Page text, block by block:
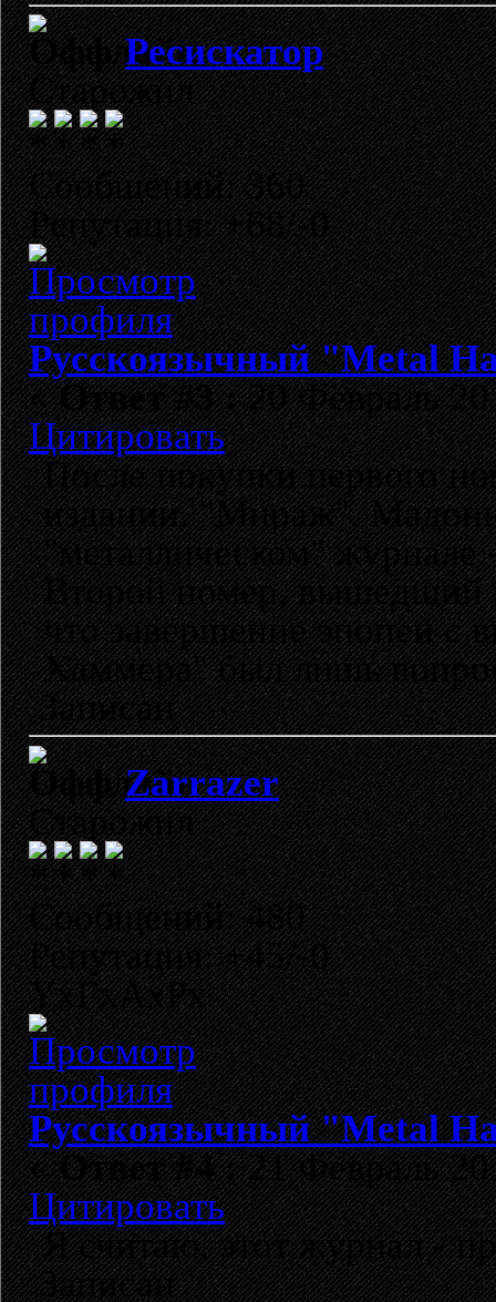
Ресискатор
Старожил
Сообщений: 360
Репутация: +68/-0
Русскоязычный "Metal
«Ответ #3 :20 Февраль
Цитировать
После покупки первого
издании. "Мираж",
"металлическом"
Второй номер, вышедший
что завершение эпопеи с
Хаммера" был лишь
Записан
Zarrazer
Старожил
Сообщений: 480
Репутация: +45/-0
YxГхАхРх
Русскоязычный "Metal
«Ответ #4 :21 Февраль
Цитировать
Я считаю, этот журнал -
Записан